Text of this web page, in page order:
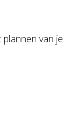
van je